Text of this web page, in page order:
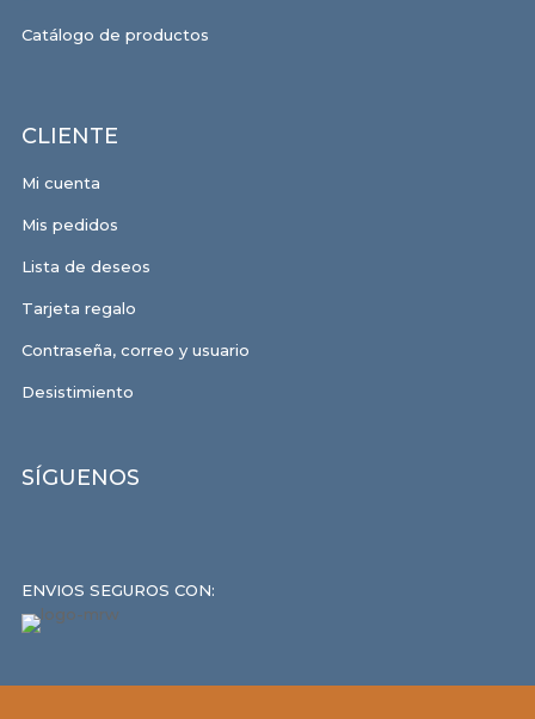
Catálogo de productos
CLIENTE
Mi cuenta
Mis pedidos
Lista de deseos
Tarjeta regalo
Contraseña, correo y usuario
Desistimiento
SÍGUENOS
ENVIOS SEGUROS CON: